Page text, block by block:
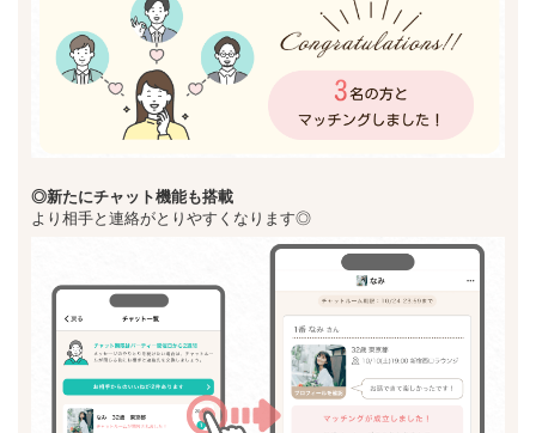
◎新たにチャット機能も搭載
より相手と連絡がとりやすくなります◎